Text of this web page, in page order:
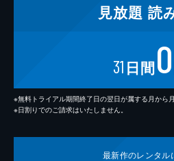
見放題 読
31 日間0
※無料トライアル期間終了日の翌日が属する月から
※日割りでのご請求はいたしません。
最新作のレンタル